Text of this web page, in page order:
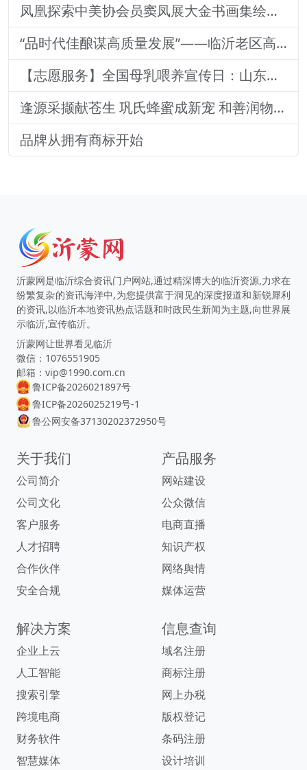
凤凰探索中美协会员窦凤展大金书画集绘就艺术传奇
“品时代佳酿谋高质量发展”——临沂老区高质量发展论坛暨贵州茅台酒（精品）主题活动圆满落幕
【志愿服务】全国母乳喂养宣传日：山东医专附属医院志愿者深入社区宣传母乳喂养健康知识
逢源采撷献苍生 巩氏蜂蜜成新宠 和善润物品牌就 养怡之福在沂蒙
品牌从拥有商标开始
沂蒙网是临沂综合资讯门户网站,通过精深博大的临沂资源,力求在
纷繁复杂的资讯海洋中,为您提供富于洞见的深度报道和新锐犀利
的资讯,以临沂本地资讯热点话题和时政民生新闻为主题,向世界展
示临沂,宣传临沂。
沂蒙网让世界看见临沂
微信：1076551905
邮箱：vip@1990.com.cn
鲁ICP备2026021897号
鲁ICP备2026025219号-1
鲁公网安备37130202372950号
关于我们
公司简介
公司文化
客户服务
人才招聘
合作伙伴
安全合规
产品服务
网站建设
公众微信
电商直播
知识产权
网络舆情
媒体运营
解决方案
企业上云
人工智能
搜索引擎
跨境电商
财务软件
智慧媒体
信息查询
域名注册
商标注册
网上办税
版权登记
条码注册
设计培训